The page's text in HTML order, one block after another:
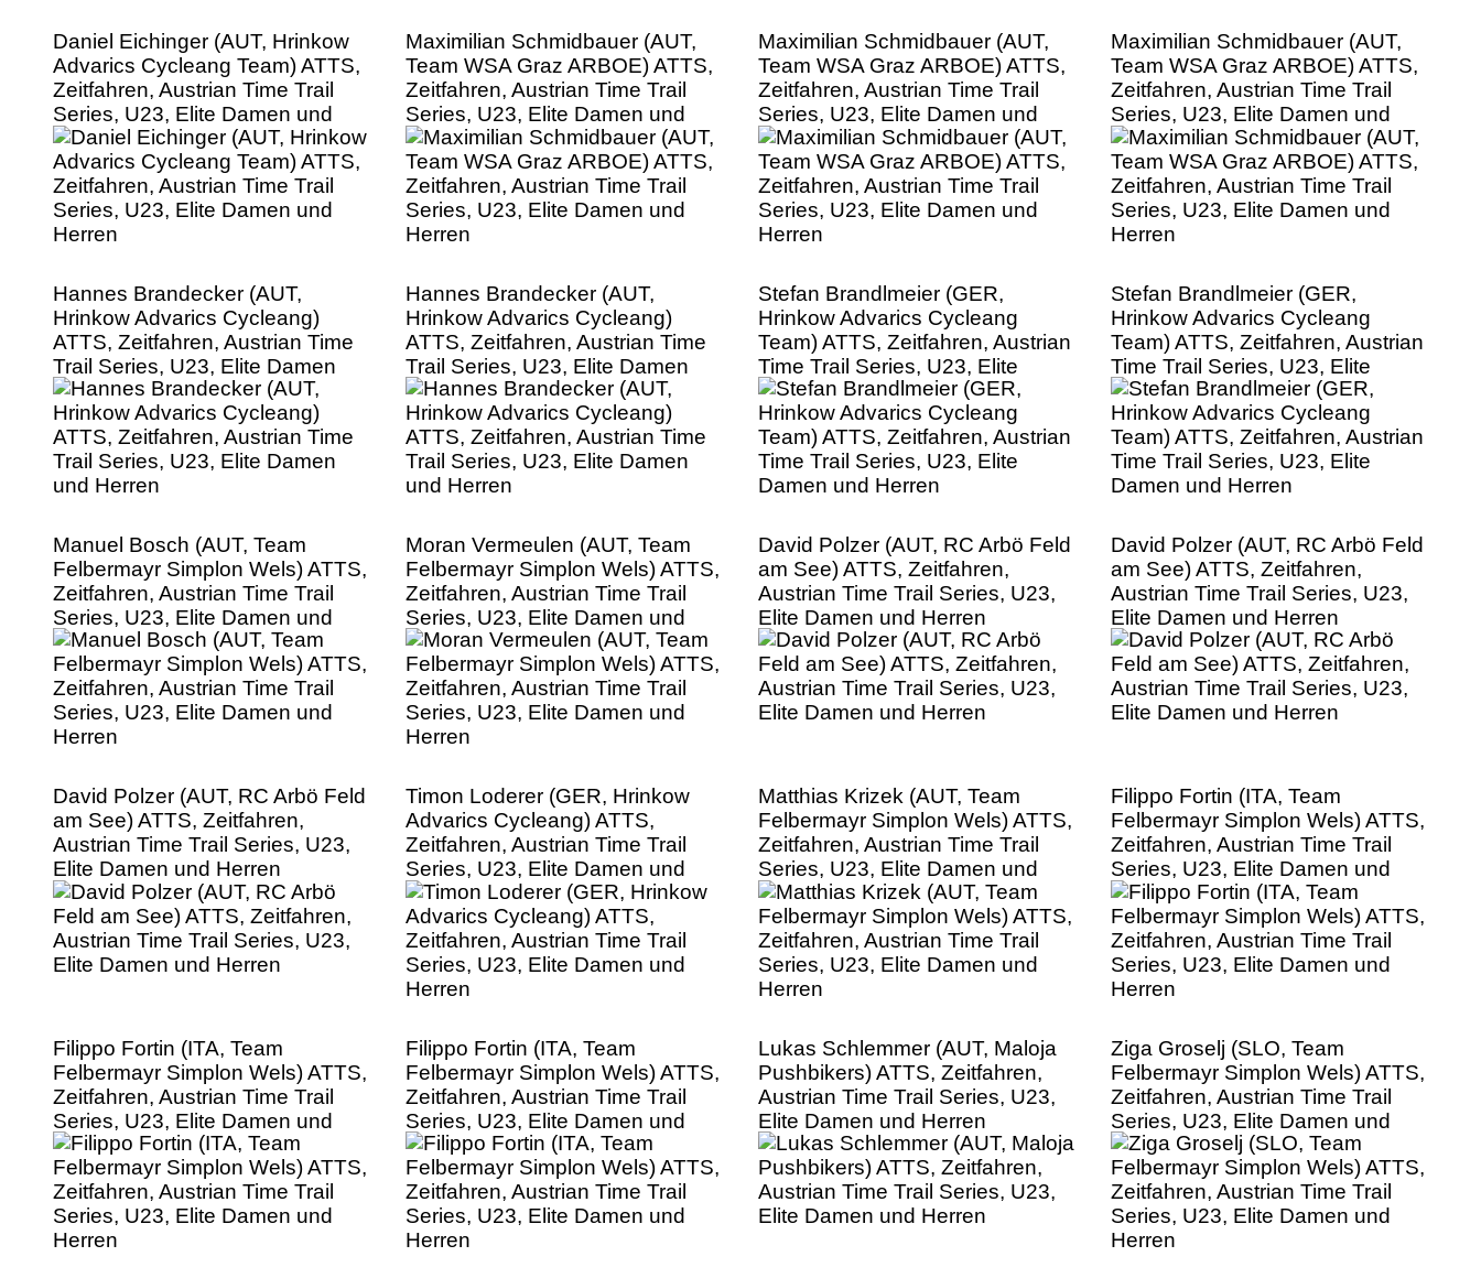
Daniel Eichinger (AUT, Hrinkow
Advarics Cycleang Team) ATTS,
Zeitfahren, Austrian Time Trail
Series, U23, Elite Damen und
Herren
Maximilian Schmidbauer (AUT,
Team WSA Graz ARBOE) ATTS,
Zeitfahren, Austrian Time Trail
Series, U23, Elite Damen und
Herren
Maximilian Schmidbauer (AUT,
Team WSA Graz ARBOE) ATTS,
Zeitfahren, Austrian Time Trail
Series, U23, Elite Damen und
Herren
Maximilian Schmidbauer (AUT,
Team WSA Graz ARBOE) ATTS,
Zeitfahren, Austrian Time Trail
Series, U23, Elite Damen und
Herren
Hannes Brandecker (AUT,
Hrinkow Advarics Cycleang)
ATTS, Zeitfahren, Austrian Time
Trail Series, U23, Elite Damen
und Herren
Hannes Brandecker (AUT,
Hrinkow Advarics Cycleang)
ATTS, Zeitfahren, Austrian Time
Trail Series, U23, Elite Damen
und Herren
Stefan Brandlmeier (GER,
Hrinkow Advarics Cycleang
Team) ATTS, Zeitfahren, Austrian
Time Trail Series, U23, Elite
Damen und Herren
Stefan Brandlmeier (GER,
Hrinkow Advarics Cycleang
Team) ATTS, Zeitfahren, Austrian
Time Trail Series, U23, Elite
Damen und Herren
Manuel Bosch (AUT, Team
Felbermayr Simplon Wels) ATTS,
Zeitfahren, Austrian Time Trail
Series, U23, Elite Damen und
Herren
Moran Vermeulen (AUT, Team
Felbermayr Simplon Wels) ATTS,
Zeitfahren, Austrian Time Trail
Series, U23, Elite Damen und
Herren
David Polzer (AUT, RC Arbö Feld
am See) ATTS, Zeitfahren,
Austrian Time Trail Series, U23,
Elite Damen und Herren
David Polzer (AUT, RC Arbö Feld
am See) ATTS, Zeitfahren,
Austrian Time Trail Series, U23,
Elite Damen und Herren
David Polzer (AUT, RC Arbö Feld
am See) ATTS, Zeitfahren,
Austrian Time Trail Series, U23,
Elite Damen und Herren
Timon Loderer (GER, Hrinkow
Advarics Cycleang) ATTS,
Zeitfahren, Austrian Time Trail
Series, U23, Elite Damen und
Herren
Matthias Krizek (AUT, Team
Felbermayr Simplon Wels) ATTS,
Zeitfahren, Austrian Time Trail
Series, U23, Elite Damen und
Herren
Filippo Fortin (ITA, Team
Felbermayr Simplon Wels) ATTS,
Zeitfahren, Austrian Time Trail
Series, U23, Elite Damen und
Herren
Filippo Fortin (ITA, Team
Felbermayr Simplon Wels) ATTS,
Zeitfahren, Austrian Time Trail
Series, U23, Elite Damen und
Herren
Filippo Fortin (ITA, Team
Felbermayr Simplon Wels) ATTS,
Zeitfahren, Austrian Time Trail
Series, U23, Elite Damen und
Herren
Lukas Schlemmer (AUT, Maloja
Pushbikers) ATTS, Zeitfahren,
Austrian Time Trail Series, U23,
Elite Damen und Herren
Ziga Groselj (SLO, Team
Felbermayr Simplon Wels) ATTS,
Zeitfahren, Austrian Time Trail
Series, U23, Elite Damen und
Herren